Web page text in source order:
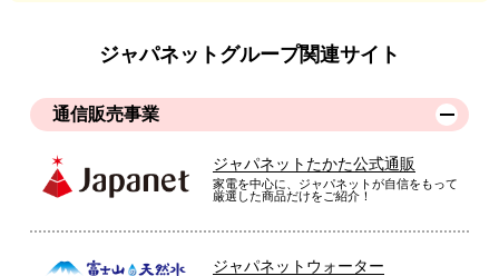
ジャパネットグループ関連サイト
通信販売事業
ジャパネットたかた公式通販
家電を中心に、ジャパネットが自信をもって
厳選した商品だけをご紹介！
ジャパネットウォーター